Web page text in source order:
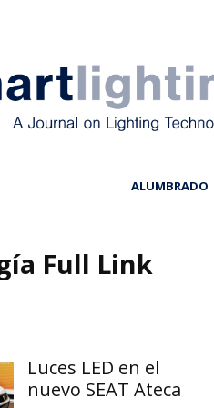
ALUMBRADO
Full Link
Luces LED en el
nuevo SEAT Ateca